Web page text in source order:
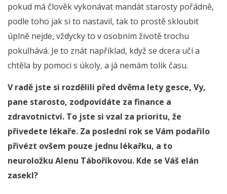
pokud má člověk vykonávat mandát starosty pořádně,
podle toho jak si to nastavil, tak to prostě skloubit
úplně nejde, vždycky to v osobním životě trochu
pokulhává. Je to znát například, když se dcera učí a
chtěla by pomoci s úkoly, a já nemám tolik času.
V radě jste si rozdělili před dvěma lety gesce, Vy,
pane starosto, zodpovídáte za finance a
zdravotnictví. To jste si vzal za prioritu, že
přivedete lékaře. Za poslední rok se Vám podařilo
přivézt ovšem pouze jednu lékařku, a to
neuroložku Alenu Táboříkovou. Kde se Váš elán
zasekl?